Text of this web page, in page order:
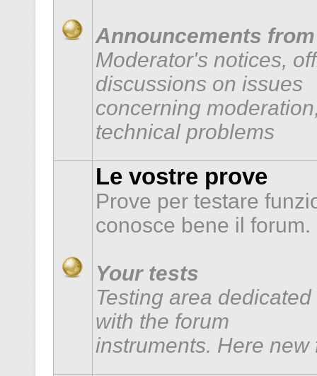
Announcements
Moderator's notices,
discussions on issues
concerning
technical problems
Le vostre prove
Prove per testare
conosce bene il forum.
Your tests
Testing area
with the forum
instruments. Here